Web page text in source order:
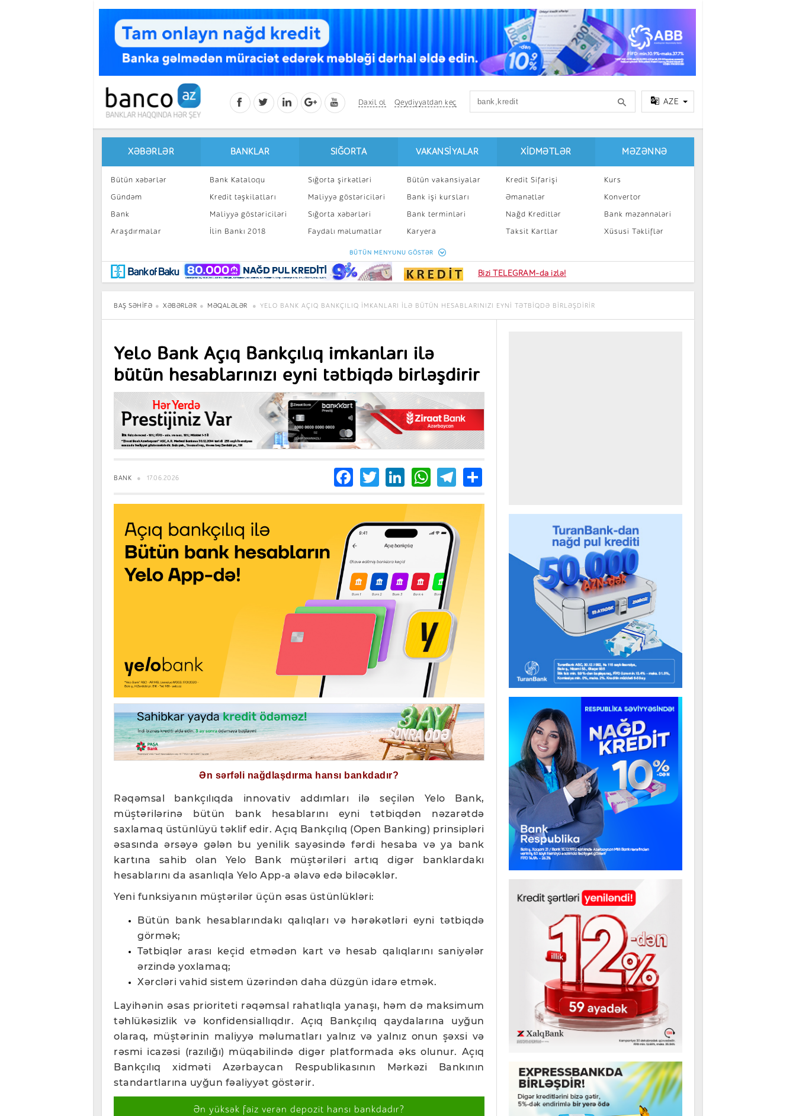
Daxil ol Qeydiyyatdan keç AZE
XƏBƏRLƏR
Bütün xəbərlər
Gündəm
Bank
Araşdırmalar
Maraqlı
BancoTV
Müsahibə
BANKLAR
Bank Kataloqu
Kredit təşkilatları
Maliyyə göstəriciləri
İlin Bankı 2018
SIĞORTA
Sığorta şirkətləri
Maliyyə göstəriciləri
Sığorta xəbərləri
Faydalı məlumatlar
Sığorta kalkulyatoru
VAKANSIYALAR
Bütün vakansiyalar
Bank işi kursları
Bank terminləri
Karyera
Peşakar inkişaf
XIDMƏTLƏR
Kredit Sifarişi
Əmanətlər
Nağd Kreditlər
Taksit Kartlar
Kart sifarişi
MƏZƏNNƏ
Kurs
Konvertor
Bank məzənnələri
Xüsusi Təkliflər
BÜTÜN MENYUNU GÖSTƏR
Bizi TELEGRAM-da izlə!
BAŞ SƏHIFƏ XƏBƏRLƏR MƏQALƏLƏR YELO BANK AÇIQ BANKÇILIQ IMKANLARI ILƏ BÜTÜN HESABLARINIZI EYNI TƏTBIQDƏ BIRLƏŞDIRIR
Yelo Bank Açıq Bankçılıq imkanları ilə
bütün hesablarınızı eyni tətbiqdə birləşdirir
BANK 17.06.2026 Facebook
TwitterLinkedIn
WhatsApp
Telegram
Share
Ən sərfəli nağdlaşdırma hansı bankdadır?
Rəqəmsal bankçılıqda innovativ addımları ilə seçilən Yelo Bank,
müştərilərinə bütün bank hesablarını eyni tətbiqdən nəzarətdə
saxlamaq üstünlüyü təklif edir. Açıq Bankçılıq (Open Banking) prinsipləri
əsasında ərsəyə gələn bu yenilik sayəsində fərdi hesaba və ya bank
kartına sahib olan Yelo Bank müştəriləri artıq digər banklardakı
hesablarını da asanlıqla Yelo App-a əlavə edə biləcəklər.
Yeni funksiyanın müştərilər üçün əsas üstünlükləri:
Bütün bank hesablarındakı qalıqları və hərəkətləri eyni tətbiqdə
görmək;
Tətbiqlər arası keçid etmədən kart və hesab qalıqlarını saniyələr
ərzində yoxlamaq;
Xərcləri vahid sistem üzərindən daha düzgün idarə etmək.
Layihənin əsas prioriteti rəqəmsal rahatlıqla yanaşı, həm də maksimum
təhlükəsizlik və konfidensiallıqdır. Açıq Bankçılıq qaydalarına uyğun
olaraq, müştərinin maliyyə məlumatları yalnız və yalnız onun şəxsi və
rəsmi icazəsi (razılığı) müqabilində digər platformada əks olunur. Açıq
Bankçılıq xidməti Azərbaycan Respublikasının Mərkəzi Bankının
standartlarına uyğun fəaliyyət göstərir.
Ən yüksək faiz verən depozit hansı bankdadır?